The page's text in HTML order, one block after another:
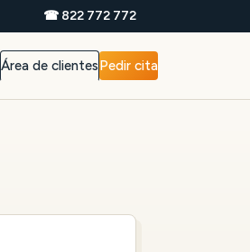
☎ 822 772 772
Área de clientesPedir cita